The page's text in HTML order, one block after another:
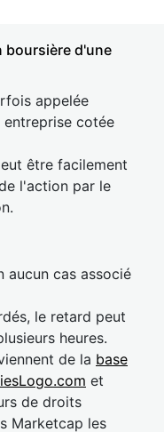
boursière d'une
appelée
cotée
être facilement
l'action par le
aucun cas associé
le retard peut
heures.
de la base
et
de droits
Marketcap les